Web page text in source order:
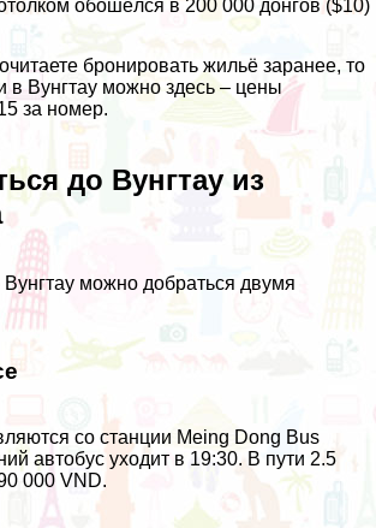
обошёлся в 200 000 донгов ($10)
бронировать жильё заранее, то
в Вунгтау можно здесь– цены
за номер.
до Вунгтау из
можно добраться двумя
со станции Meing Dong Bus
автобус уходит в 19:30. В пути 2.5
000 VND.